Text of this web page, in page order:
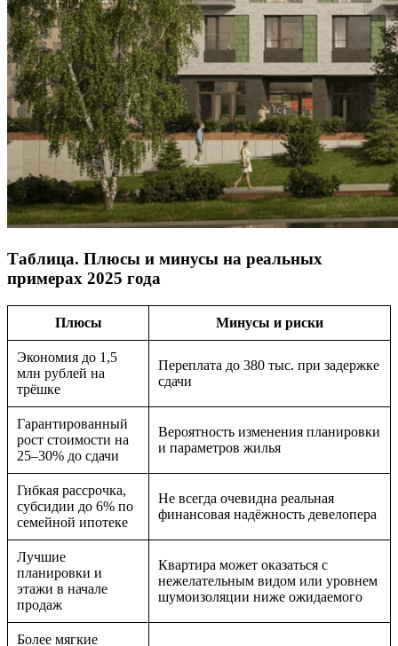
Таблица. Плюсы и минусы на реальных
примерах 2025 года
Плюсы Минусы и риски
Экономия до 1,5
млн рублей на
трёшке
Переплата до 380 тыс. при задержке
сдачи
Гарантированный
рост стоимости на
25–30% до сдачи
Вероятность изменения планировки
и параметров жилья
Гибкая рассрочка,
субсидии до 6% по
семейной ипотеке
Не всегда очевидна реальная
финансовая надёжность девелопера
Лучшие
планировки и
этажи в начале
продаж
Квартира может оказаться с
нежелательным видом или уровнем
шумоизоляции ниже ожидаемого
Более мягкие